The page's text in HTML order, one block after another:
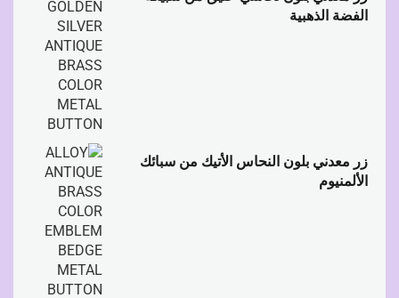
الفضة الذهبية
زر معدني بلون النحاس الأتيك من سبائك
الألمنيوم